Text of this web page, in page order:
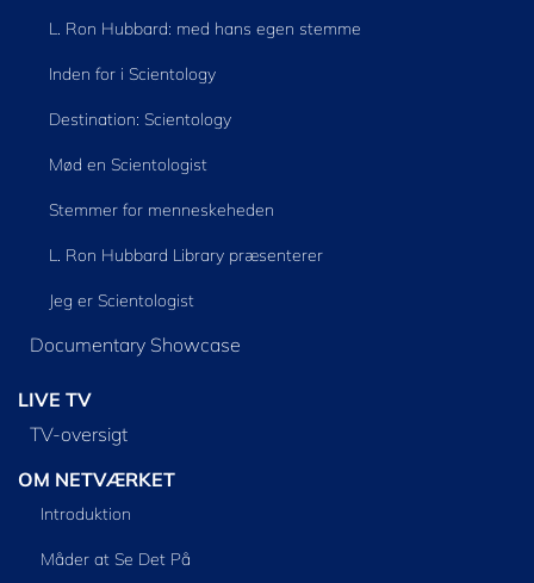
L. Ron Hubbard: med hans egen stemme
Inden for i Scientology
Destination: Scientology
Mød en Scientologist
Stemmer for menneskeheden
L. Ron Hubbard Library præsenterer
Jeg er Scientologist
Documentary Showcase
LIVE TV
TV-oversigt
OM NETVÆRKET
Introduktion
Måder at Se Det På